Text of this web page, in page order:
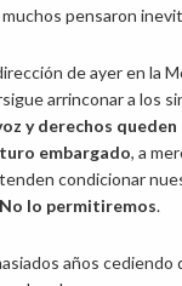
pensaron
de ayer en la
arrinconar a los
y derechos
embargado, a
condicionar
No lo permitiremos.
años cediendo